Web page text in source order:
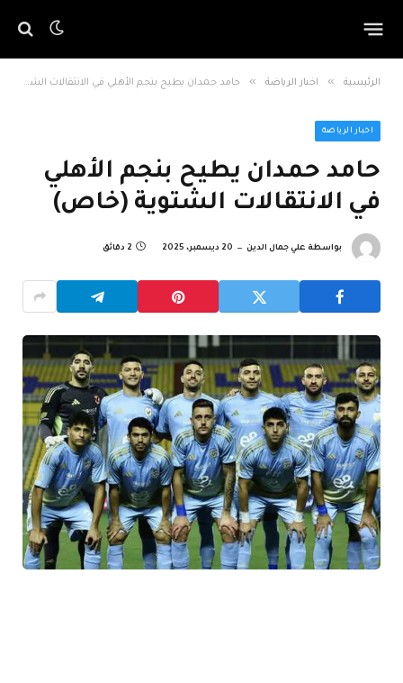
الرئيسية » اخبار الرياضة » حامد حمدان يطيح بنجم الأهلي في الانتقالات الشتوية (خاص)
اخبار الرياضة
حامد حمدان يطيح بنجم الأهلي
في الانتقالات الشتوية (خاص)
بواسطة علي جمال الدين 20 ديسمبر، 2025 2 دقائق